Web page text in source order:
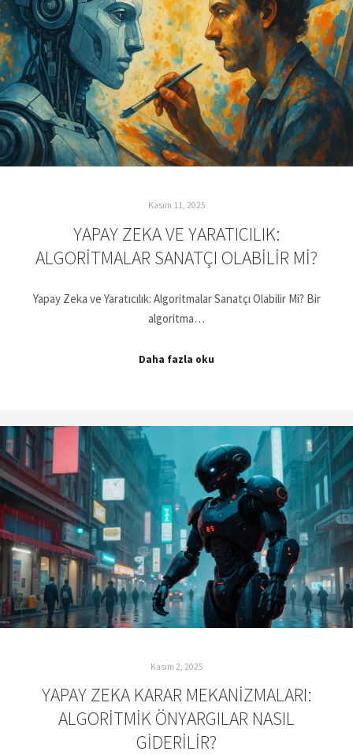
Kasım 11, 2025
YAPAY ZEKA VE YARATICILIK:
ALGORITMALAR SANATÇI OLABILIR MI?
Yapay Zeka ve Yaratıcılık: Algoritmalar Sanatçı Olabilir Mi? Bir
algoritma…
Daha fazla oku
Kasım 2, 2025
YAPAY ZEKA KARAR MEKANIZMALARI:
ALGORITMIK ÖNYARGILAR NASIL
GIDERILIR?